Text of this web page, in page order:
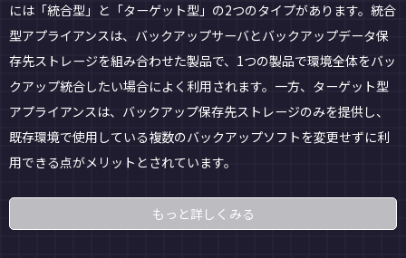
には「統合型」と「ターゲット型」の2つのタイプがあります。統合
型アプライアンスは、バックアップサーバとバックアップデータ保
存先ストレージを組み合わせた製品で、1つの製品で環境全体をバッ
クアップ統合したい場合によく利用されます。一方、ターゲット型
アプライアンスは、バックアップ保存先ストレージのみを提供し、
既存環境で使用している複数のバックアップソフトを変更せずに利
用できる点がメリットとされています。
もっと詳しくみる